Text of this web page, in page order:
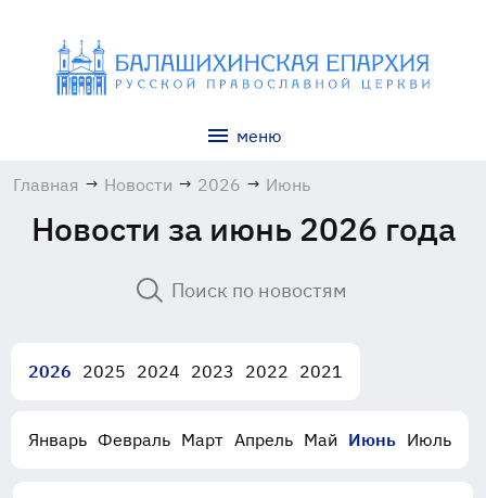
меню
Главная → Новости → 2026 → Июнь
Новости за июнь 2026 года
2026 2025 2024 2023 2022 2021
Январь Февраль Март Апрель Май Июнь Июль